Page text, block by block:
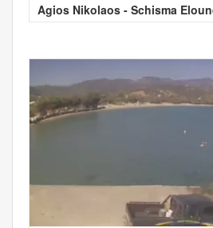
Agios Nikolaos - Schisma